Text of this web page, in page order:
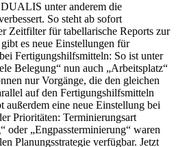
unter anderem die
So steht ab sofort
Zeitfilter für tabellarische Reports zur
es neue Einstellungen für
Fertigungshilfsmitteln: So ist unter
Belegung“ nun auch „Arbeitsplatz“
nur Vorgänge, die den gleichen
auf den Fertigungshilfsmitteln
außerdem eine neue Einstellung bei
Prioritäten: Terminierungsart
oder „Engpassterminierung“ waren
Planungsstrategie verfügbar. Jetzt